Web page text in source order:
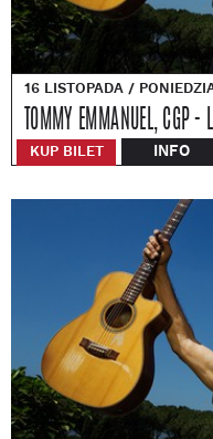
16 LISTOPADA /
TOMMY EMMANUEL, CGP -
KUP BILET INFO